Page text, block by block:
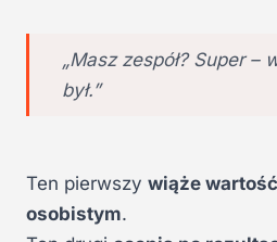
„Masz zespół? Super –
był.”
Ten pierwszy wiąże
osobistym.